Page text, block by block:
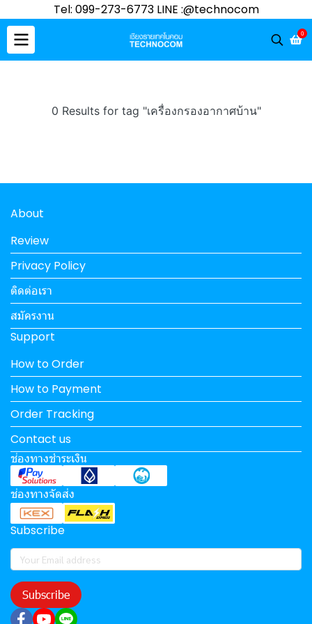
Tel: 099-273-6773 LINE :@technocom
0
0 Results for tag "เครื่องกรองอากาศบ้าน"
About
Review
Privacy Policy
ติดต่อเรา
สมัครงาน
Support
How to Order
How to Payment
Order Tracking
Contact us
ช่องทางชำระเงิน
ช่องทางจัดส่ง
Subscribe
Subscribe